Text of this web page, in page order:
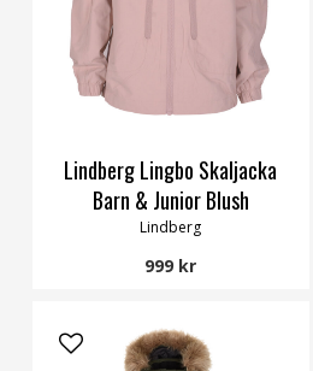
Lindberg Lingbo Skaljacka
Barn & Junior Blush
Lindberg
999 kr